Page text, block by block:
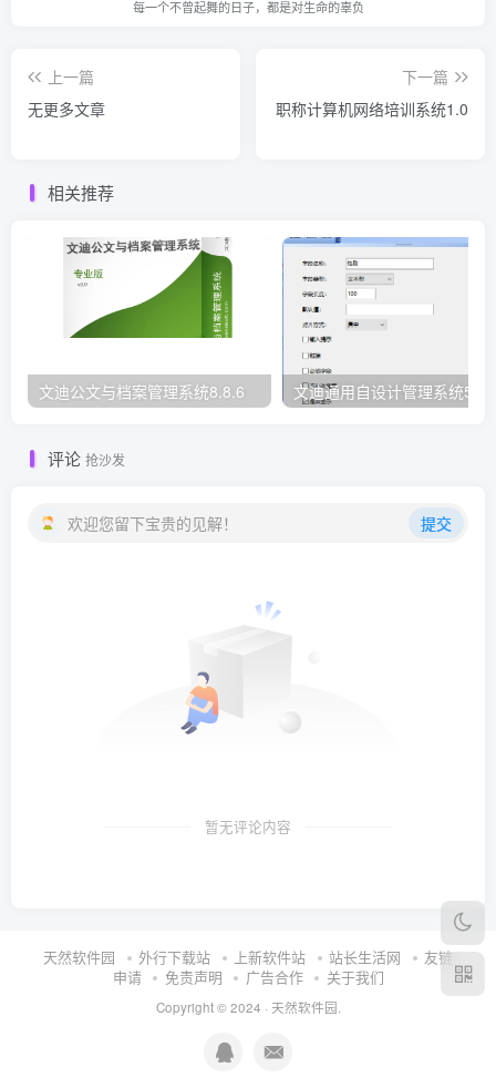
每一个不曾起舞的日子，都是对生命的辜负
上一篇
无更多文章
下一篇
职称计算机网络培训系统1.0
相关推荐
文迪公文与档案管理系统8.8.6 文迪通用自设计管理系统
评论 抢沙发
欢迎您留下宝贵的见解！ 提交
暂无评论内容
天然软件园 外行下载站 上新软件站 站长生活网
友链
申请
免责声明 广告合作 关于我们
Copyright © 2024 · 天然软件园.